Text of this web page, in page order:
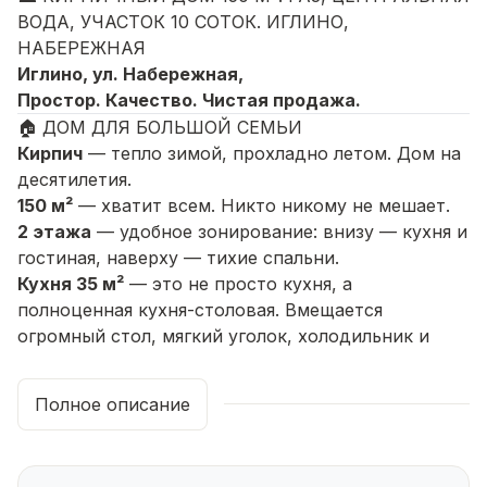
ВОДА, УЧАСТОК 10 СОТОК. ИГЛИНО,
НАБЕРЕЖНАЯ
Иглино, ул. Набережная,
Простор. Качество. Чистая продажа.
🏠 ДОМ ДЛЯ БОЛЬШОЙ СЕМЬИ
Кирпич — тепло зимой, прохладно летом. Дом на
десятилетия.
150 м² — хватит всем. Никто никому не мешает.
2 этажа — удобное зонирование: внизу — кухня и
гостиная, наверху — тихие спальни.
Кухня 35 м² — это не просто кухня, а
полноценная кухня-столовая. Вмещается
огромный стол, мягкий уголок, холодильник и
Сердце дома.
Центральная вода
Газ— экономное отопление и горячая вода.
Полное описание